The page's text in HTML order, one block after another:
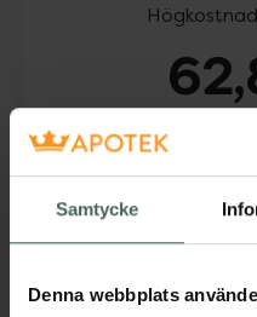
Samtycke
Denna webbplats
Köp via